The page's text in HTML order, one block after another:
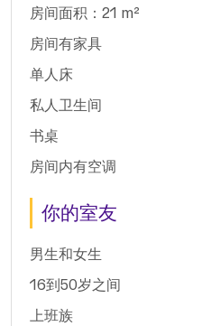
房间面积：21 m²
房间有家具
单人床
私人卫生间
书桌
房间内有空调
你的室友
男生和女生
16到50岁之间
上班族